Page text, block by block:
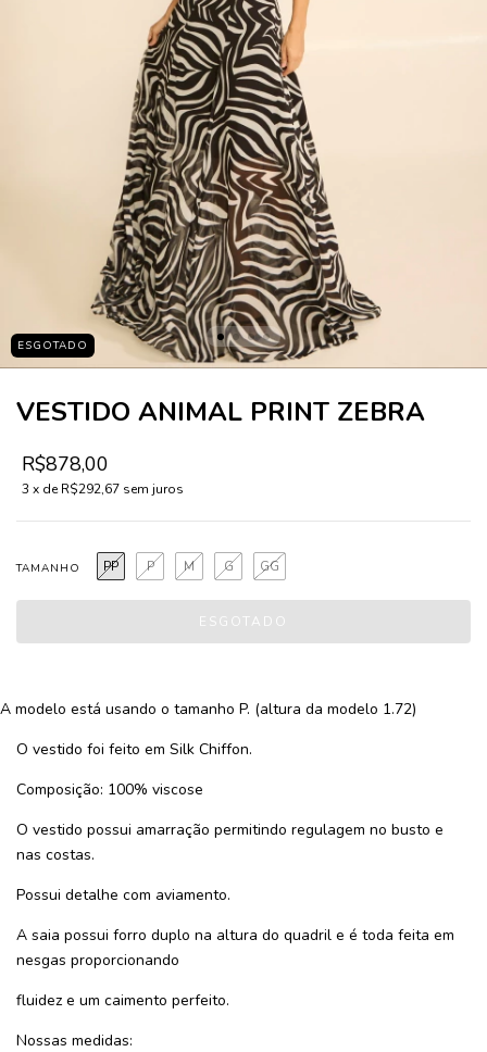
ESGOTADO
VESTIDO ANIMAL PRINT ZEBRA
R$878,00
3 x deR$292,67 sem juros
TAMANHO PP P M G GG
A modelo está usando o tamanho P. (altura da modelo 1.72)
O vestido foi feito em Silk Chiffon.
Composição: 100% viscose
O vestido possui amarração permitindo regulagem no busto e
nas costas.
Possui detalhe com aviamento.
A saia possui forro duplo na altura do quadril e é toda feita em
nesgas proporcionando
fluidez e um caimento perfeito.
Nossas medidas: